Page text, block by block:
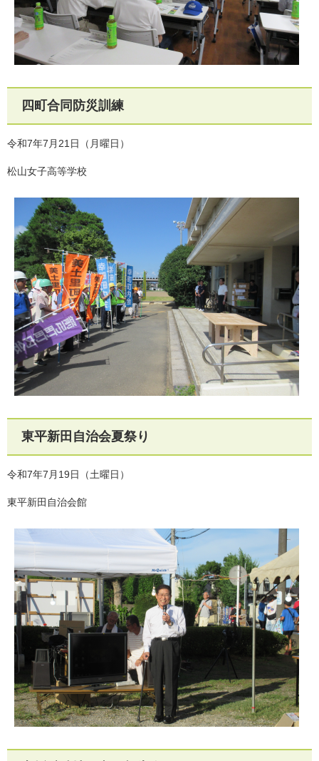
四町合同防災訓練
令和7年7月21日（月曜日）
松山女子高等学校
東平新田自治会夏祭り
令和7年7月19日（土曜日）
東平新田自治会館